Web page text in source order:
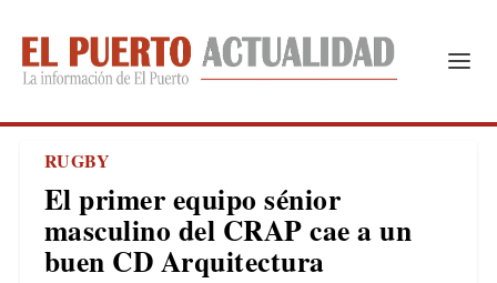
RUGBY
El primer equipo sénior
masculino del CRAP cae a un
buen CD Arquitectura